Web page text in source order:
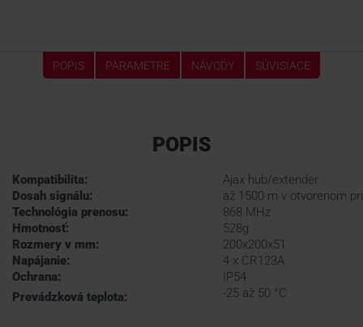
POPIS PARAMETRE NÁVODY SÚVISIACE
POPIS
Kompatibilita:
Ajax hub/extender
Dosah signálu:
až 1500 m v otvorenom
Technológia prenosu:
868 MHz
Hmotnosť:
528g
Rozmery v mm:
200x200x51
Napájanie:
4 x CR123A
Ochrana:
IP54
Prevádzková teplota:
-25 až 50 °C